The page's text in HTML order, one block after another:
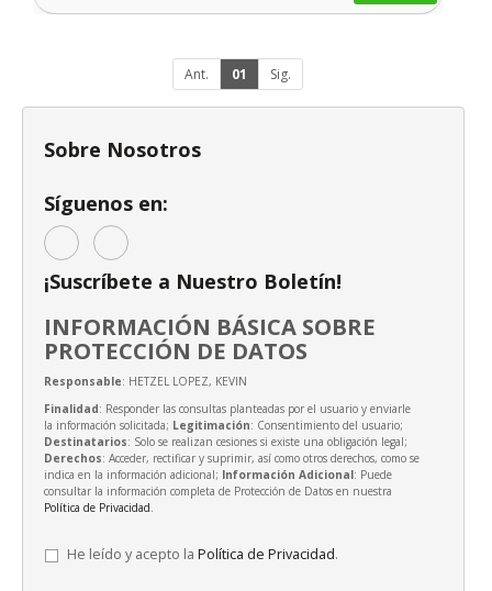
Ant. 01 Sig.
Sobre Nosotros
Síguenos en:
¡Suscríbete a Nuestro Boletín!
INFORMACIÓN BÁSICA SOBRE
PROTECCIÓN DE DATOS
Responsable: HETZEL LOPEZ, KEVIN
Finalidad: Responder las consultas planteadas por el usuario y enviarle
la información solicitada; Legitimación: Consentimiento del usuario;
Destinatarios: Solo se realizan cesiones si existe una obligación legal;
Derechos: Acceder, rectificar y suprimir, así como otros derechos, como se
indica en la información adicional; Información Adicional: Puede
consultar la información completa de Protección de Datos en nuestra
Política de Privacidad.
He leído y acepto la Política de Privacidad.